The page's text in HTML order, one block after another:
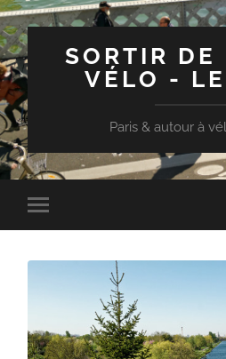
SORTIR DE
VÉLO -
Paris & autour à
Toggle
mobile